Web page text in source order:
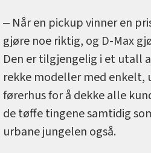
‒ Når en pickup vinner en
gjøre noe riktig, og D-Max
Den er tilgjengelig i et utall
rekke modeller med
førerhus for å dekke alle
de tøffe tingene samtidig
urbane jungelen også.